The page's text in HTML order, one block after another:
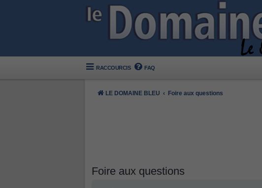
RACCOURCIS FAQ
LE DOMAINE BLEU Foire aux questions
Foire aux questions